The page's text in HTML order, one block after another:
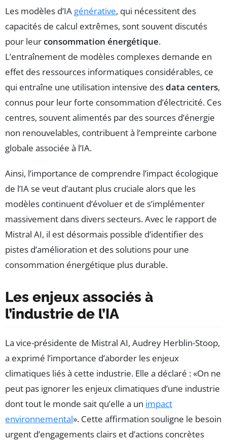
Les modèles d’IA générative, qui nécessitent des
capacités de calcul extrêmes, sont souvent discutés
pour leurconsommation énergétique.
L’entraînement de modèles complexes demande en
effet des ressources informatiques considérables, ce
qui entraîne une utilisation intensive desdata centers,
connus pour leur forte consommation d’électricité. Ces
centres, souvent alimentés par des sources d’énergie
non renouvelables, contribuent à l’empreinte carbone
globale associée à l’IA.
Ainsi, l’importance de comprendre l’impact écologique
de l’IA se veut d’autant plus cruciale alors que les
modèles continuent d’évoluer et de s’implémenter
massivement dans divers secteurs. Avec le rapport de
Mistral AI, il est désormais possible d’identifier des
pistes d’amélioration et des solutions pour une
consommation énergétique plus durable.
Les enjeux associés à
l’industrie de l’IA
La vice-présidente de Mistral AI, Audrey Herblin-Stoop,
a exprimé l’importance d’aborder les enjeux
climatiques liés à cette industrie. Elle a déclaré : On ne
peut pas ignorer les enjeux climatiques d’une industrie
dont tout le monde sait qu’elle a un impact
environnemental . Cette affirmation souligne le besoin
urgent d’engagements clairs et d’actions concrètes